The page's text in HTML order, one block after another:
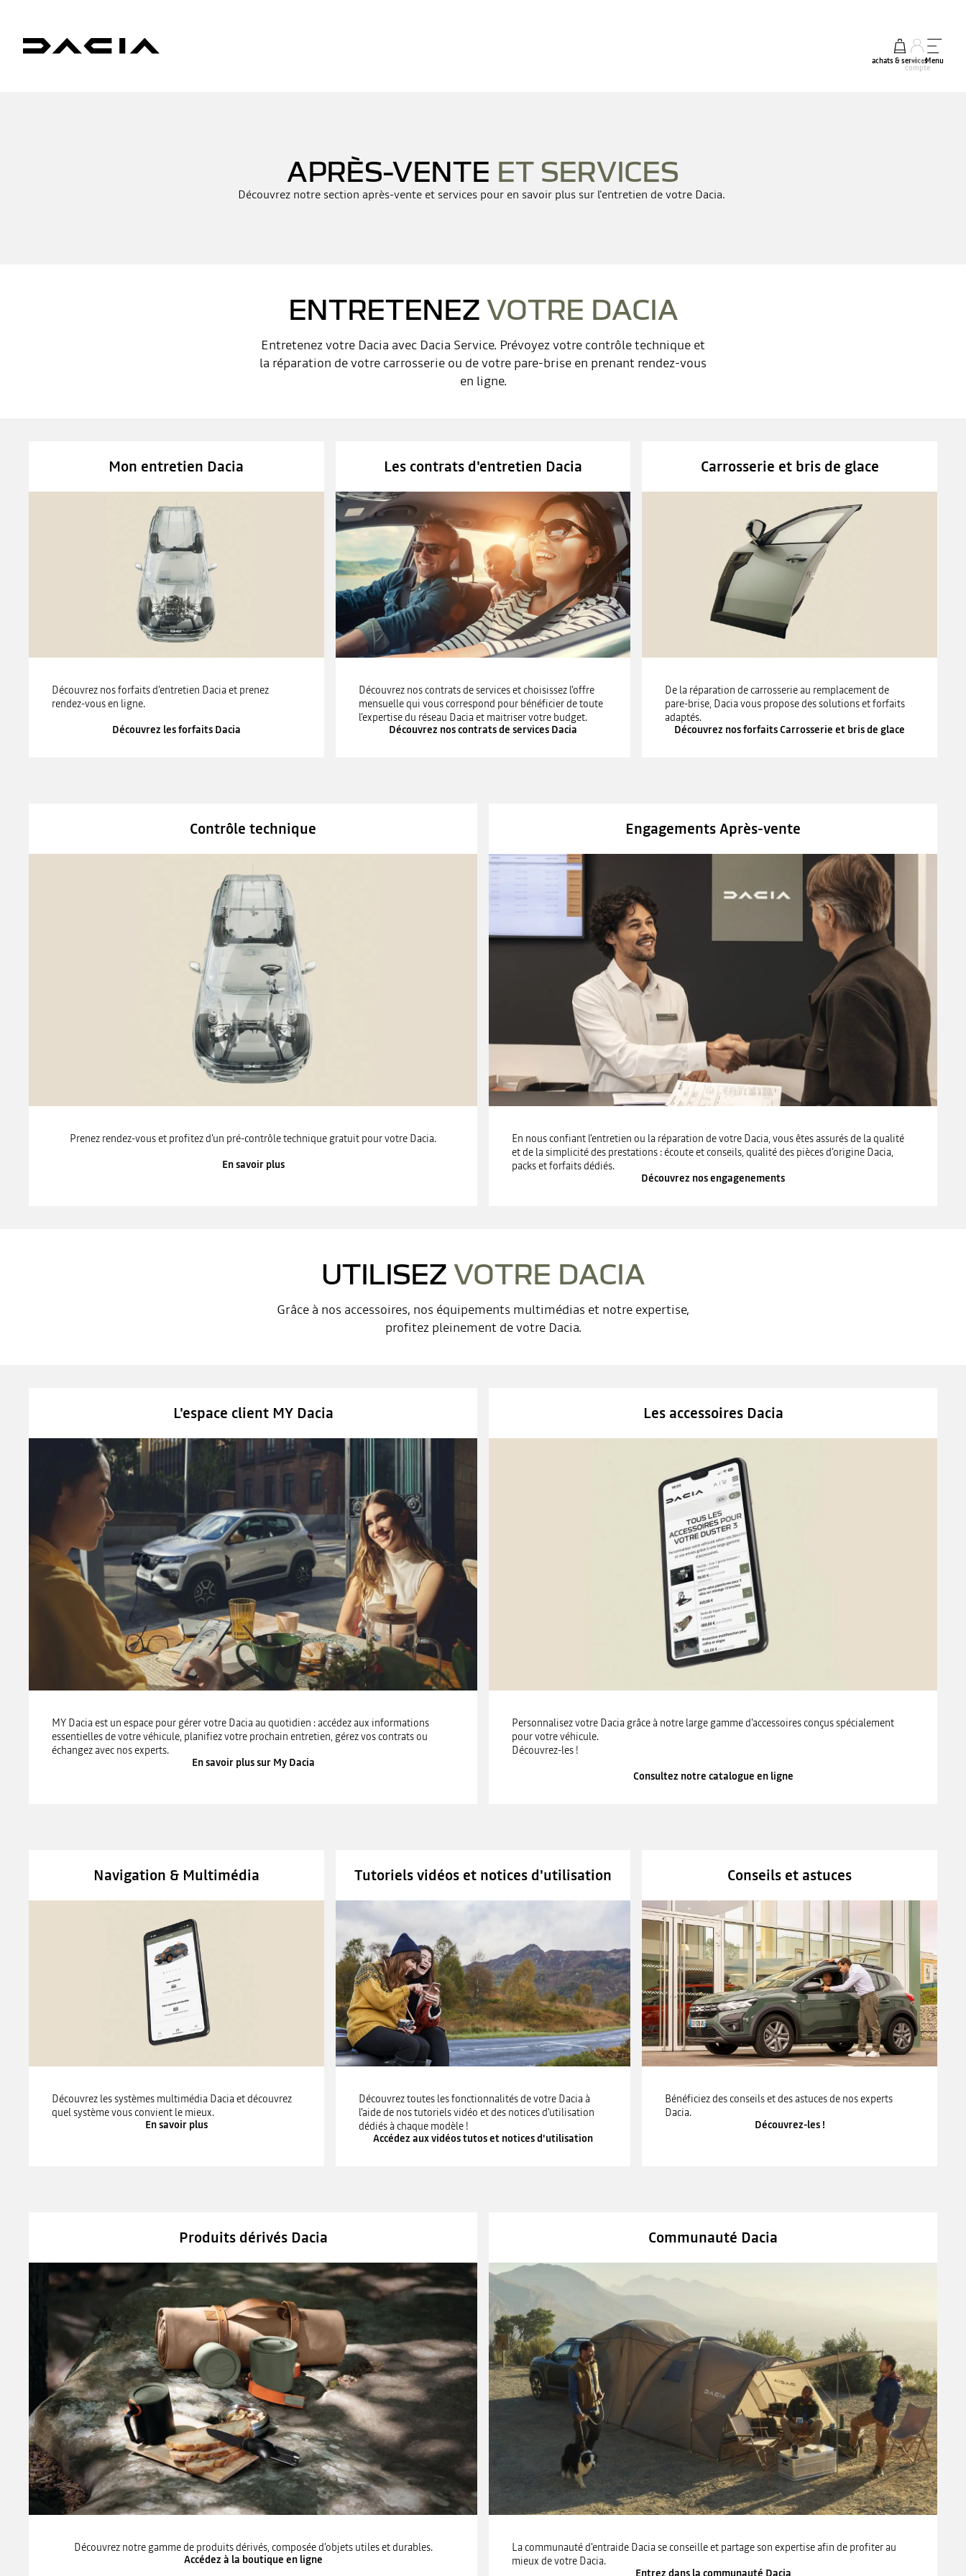
achats & services
mon
compte
Menu
APRÈS-VENTE ET SERVICES
Découvrez notre section après-vente et services pour en savoir plus sur l'entretien de votre Dacia.
ENTRETENEZ VOTRE DACIA
Entretenez votre Dacia avec Dacia Service. Prévoyez votre contrôle technique et
la réparation de votre carrosserie ou de votre pare-brise en prenant rendez-vous
en ligne.
Mon entretien Dacia
Découvrez nos forfaits d'entretien Dacia et prenez
rendez-vous en ligne.
Découvrez les forfaits Dacia
Les contrats d'entretien Dacia
Découvrez nos contrats de services et choisissez l’offre
mensuelle qui vous correspond pour bénéficier de toute
l’expertise du réseau Dacia et maitriser votre budget.
Découvrez nos contrats de services Dacia
Carrosserie et bris de glace
De la réparation de carrosserie au remplacement de
pare-brise, Dacia vous propose des solutions et forfaits
adaptés.
Découvrez nos forfaits Carrosserie et bris de glace
Contrôle technique
Prenez rendez-vous et profitez d'un pré-contrôle technique gratuit pour votre Dacia.
En savoir plus
Engagements Après-vente
En nous confiant l’entretien ou la réparation de votre Dacia, vous êtes assurés de la qualité
et de la simplicité des prestations : écoute et conseils, qualité des pièces d’origine Dacia,
packs et forfaits dédiés.
Découvrez nos engagenements
UTILISEZ VOTRE DACIA
Grâce à nos accessoires, nos équipements multimédias et notre expertise,
profitez pleinement de votre Dacia.
L'espace client MY Dacia
MY Dacia est un espace pour gérer votre Dacia au quotidien : accédez aux informations
essentielles de votre véhicule, planifiez votre prochain entretien, gérez vos contrats ou
échangez avec nos experts.
En savoir plus sur My Dacia
Les accessoires Dacia
Personnalisez votre Dacia grâce à notre large gamme d'accessoires conçus spécialement
pour votre véhicule.
Découvrez-les !
Consultez notre catalogue en ligne
Navigation & Multimédia
Découvrez les systèmes multimédia Dacia et découvrez
quel système vous convient le mieux.
En savoir plus
Tutoriels vidéos et notices d'utilisation
Découvrez toutes les fonctionnalités de votre Dacia à
l'aide de nos tutoriels vidéo et des notices d'utilisation
dédiés à chaque modèle !
Accédez aux vidéos tutos et notices d'utilisation
Conseils et astuces
Bénéficiez des conseils et des astuces de nos experts
Dacia.
Découvrez-les !
Produits dérivés Dacia
Découvrez notre gamme de produits dérivés, composée d’objets utiles et durables.
Accédez à la boutique en ligne
Communauté Dacia
La communauté d'entraide Dacia se conseille et partage son expertise afin de profiter au
mieux de votre Dacia.
Entrez dans la communauté Dacia